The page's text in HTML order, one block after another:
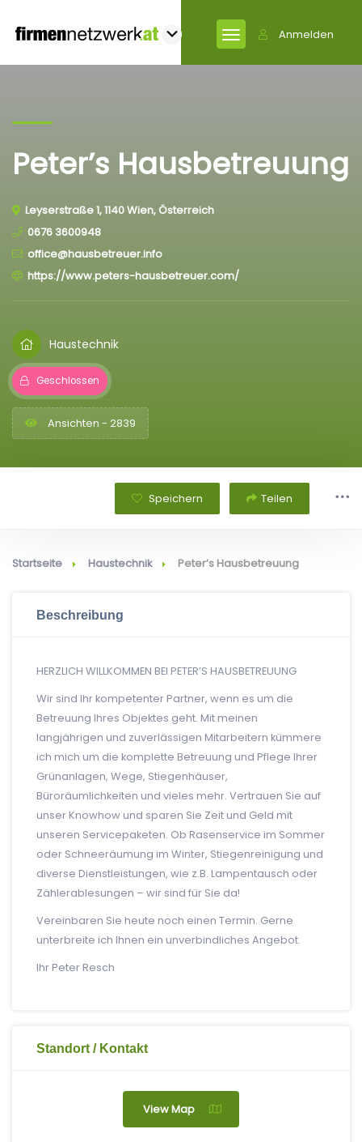
Anmelden
Peter’s Hausbetreuung
Leyserstraße 1, 1140 Wien, Österreich
0676 3600948
office@hausbetreuer.info
https://www.peters-hausbetreuer.com/
Haustechnik
Geschlossen
Ansichten - 2839
Speichern Teilen
Startseite Haustechnik Peter’s Hausbetreuung
Beschreibung
HERZLICH WILLKOMMEN BEI PETER’S HAUSBETREUUNG
Wir sind Ihr kompetenter Partner, wenn es um die
Betreuung Ihres Objektes geht. Mit meinen
langjährigen und zuverlässigen Mitarbeitern kümmere
ich mich um die komplette Betreuung und Pflege Ihrer
Grünanlagen, Wege, Stiegenhäuser,
Büroräumlichkeiten und vieles mehr. Vertrauen Sie auf
unser Knowhow und sparen Sie Zeit und Geld mit
unseren Servicepaketen. Ob Rasenservice im Sommer
oder Schneeräumung im Winter, Stiegenreinigung und
diverse Dienstleistungen, wie z.B. Lampentausch oder
Zählerablesungen – wir sind für Sie da!
Vereinbaren Sie heute noch einen Termin. Gerne
unterbreite ich Ihnen ein unverbindliches Angebot.
Ihr Peter Resch
Standort / Kontakt
View Map